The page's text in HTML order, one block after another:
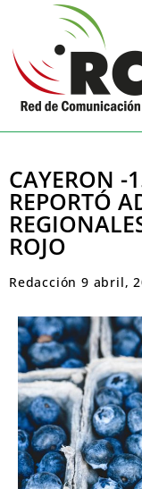
CAYERON -
REPORTÓ
ROJO
Redacción 9 abril,